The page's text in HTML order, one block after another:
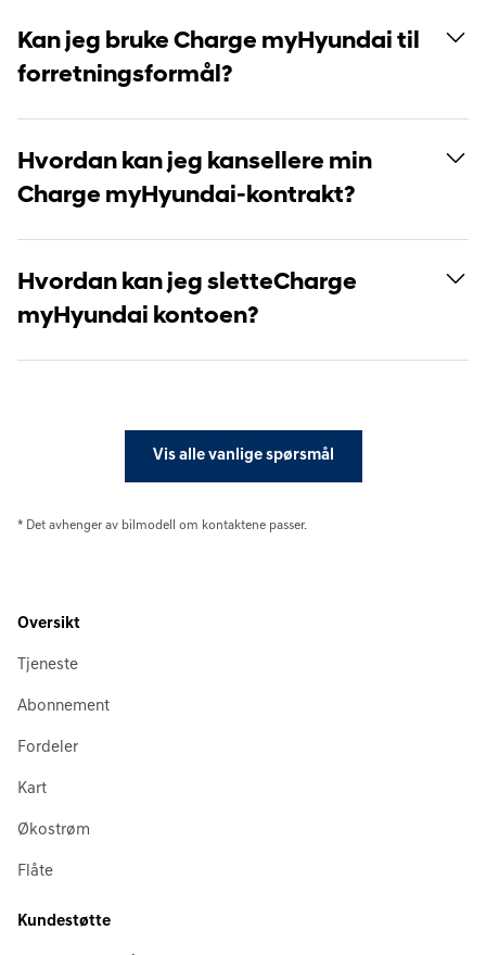
Kan jeg bruke Charge myHyundai til
forretningsformål?
Hvordan kan jeg kansellere min
Charge myHyundai-kontrakt?
Hvordan kan jeg sletteCharge
myHyundai kontoen?
Vis alle vanlige spørsmål
* Det avhenger av bilmodell om kontaktene passer.
Oversikt
Tjeneste
Abonnement
Fordeler
Kart
Økostrøm
Flåte
Kundestøtte